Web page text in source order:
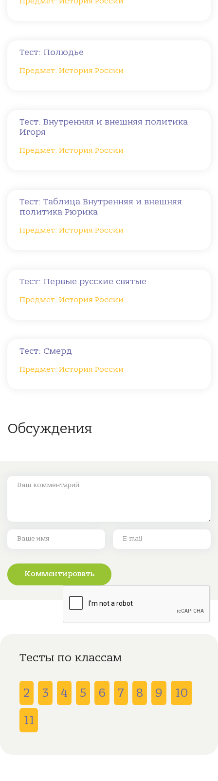
Тест: Полюдье
Предмет: История России
Тест: Внутренняя и внешняя политика
Игоря
Предмет: История России
Тест: Таблица Внутренняя и внешняя
политика Рюрика
Предмет: История России
Тест: Первые русские святые
Предмет: История России
Тест: Смерд
Предмет: История России
Обсуждения
Комментировать
Тесты по классам
2 3 4 5 6 7 8 9
10
11